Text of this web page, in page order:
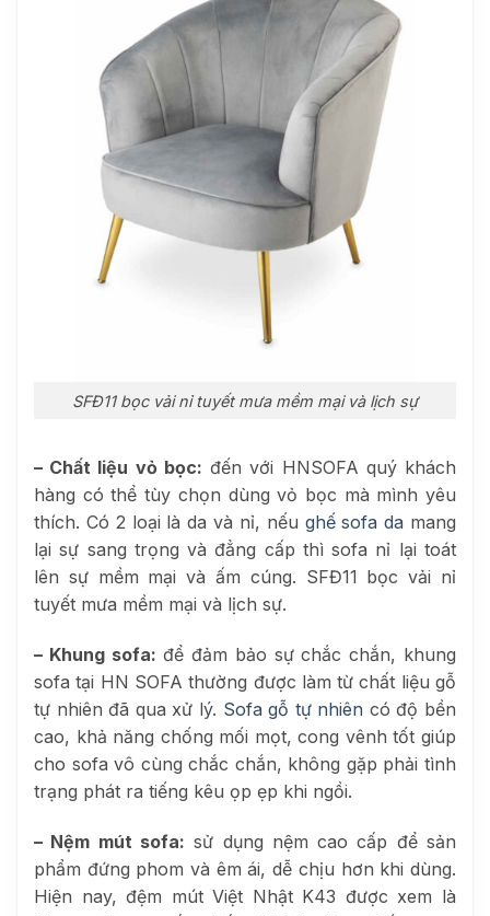
SFĐ11 bọc vải nỉ tuyết mưa mềm mại và lịch sự
– Chất liệu vỏ bọc: đến với HNSOFA quý khách
hàng có thể tùy chọn dùng vỏ bọc mà mình yêu
thích. Có 2 loại là da và nỉ, nếu ghế sofa da mang
lại sự sang trọng và đẳng cấp thì sofa nỉ lại toát
lên sự mềm mại và ấm cúng. SFĐ11 bọc vải nỉ
tuyết mưa mềm mại và lịch sự.
– Khung sofa: để đảm bảo sự chắc chắn, khung
sofa tại HN SOFA thường được làm từ chất liệu gỗ
tự nhiên đã qua xử lý. Sofa gỗ tự nhiên có độ bền
cao, khả năng chống mối mọt, cong vênh tốt giúp
cho sofa vô cùng chắc chắn, không gặp phải tình
trạng phát ra tiếng kêu ọp ẹp khi ngồi.
– Nệm mút sofa: sử dụng nệm cao cấp để sản
phẩm đứng phom và êm ái, dễ chịu hơn khi dùng.
Hiện nay, đệm mút Việt Nhật K43 được xem là